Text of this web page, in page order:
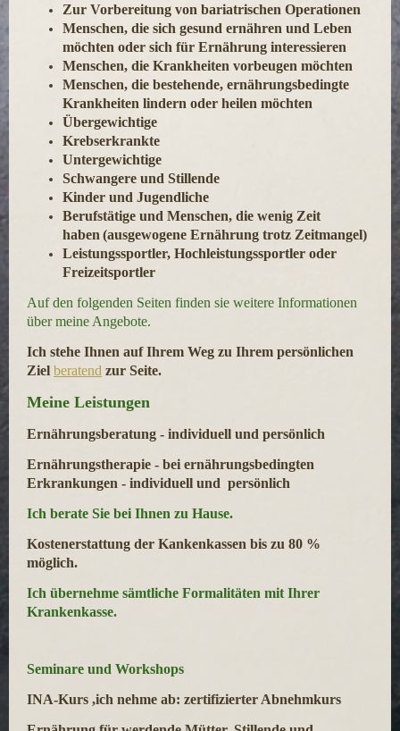
Zur Vorbereitung von bariatrischen Operationen
Menschen, die sich gesund ernähren und Leben
möchten oder sich für Ernährung interessieren
Menschen, die Krankheiten vorbeugen möchten
Menschen, die bestehende, ernährungsbedingte
Krankheiten lindern oder heilen möchten
Übergewichtige
Krebserkrankte
Untergewichtige
Schwangere und Stillende
Kinder und Jugendliche
Berufstätige und Menschen, die wenig Zeit
haben (ausgewogene Ernährung trotz Zeitmangel)
Leistungssportler, Hochleistungssportler oder
Freizeitsportler
Auf den folgenden Seiten finden sie weitere Informationen
über meine Angebote.
Ich stehe Ihnen auf Ihrem Weg zu Ihrem persönlichen
Ziel beratend zur Seite.
Meine Leistungen
Ernährungsberatung - individuell und persönlich
Ernährungstherapie - bei ernährungsbedingten
Erkrankungen - individuell und persönlich
Ich berate Sie bei Ihnen zu Hause.
Kostenerstattung der Kankenkassen bis zu 80 %
möglich.
Ich übernehme sämtliche Formalitäten mit Ihrer
Krankenkasse.
Seminare und Workshops
INA-Kurs ,ich nehme ab: zertifizierter Abnehmkurs